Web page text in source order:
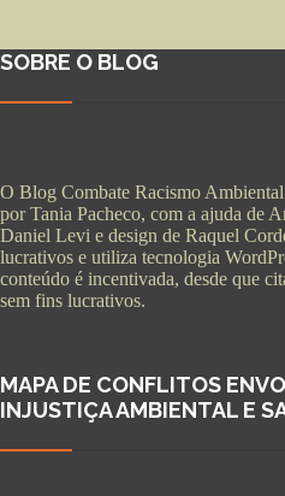
SOBRE O BLOG
O Blog Combate Racismo
por Tania Pacheco, com a ajuda de
Daniel Levi e design de Raquel
lucrativos e utiliza tecnologia
conteúdo é incentivada, desde que
sem fins lucrativos.
MAPA DE CONFLITOS
INJUSTIÇA AMBIENTAL E